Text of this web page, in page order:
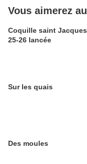
Vous aimerez
Coquille saint
25-26 lancée
Sur les quais
Des moules